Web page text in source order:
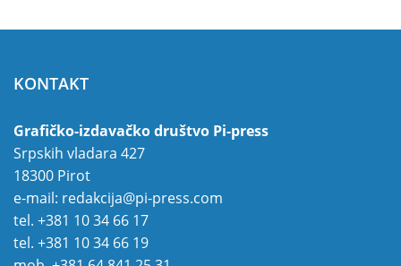
KONTAKT
Grafičko-izdavačko društvo Pi-press
Srpskih vladara 427
18300 Pirot
e-mail: redakcija@pi-press.com
tel. +381 10 34 66 17
tel. +381 10 34 66 19